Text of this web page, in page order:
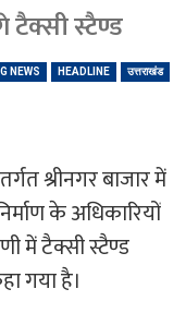
टैक्सी स्टैण्ड
NEWS HEADLINE उत्तराखंड
श्रीनगर बाजार में
के अधिकारियों
में टैक्सी स्टैण्ड
गया है।